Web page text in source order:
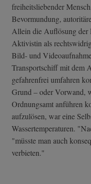
freiheitsliebender
Bevormundung,
Allein die Auflösung der
Aktivistin als
Bild- und
Transportschiff mit dem
gefahrenfrei umfahren
Grund – oder Vorwand,
Ordnungsamt anführen
aufzulösen, war eine
Wassertemperaturen.
"müsste man auch
verbieten."